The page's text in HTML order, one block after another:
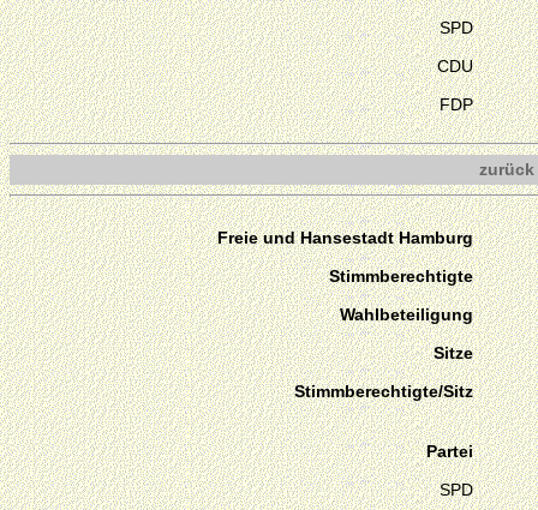
SPD
CDU
FDP
zurück
Freie und Hansestadt Hamburg
Stimmberechtigte
Wahlbeteiligung
Sitze
Stimmberechtigte/Sitz
Partei
SPD